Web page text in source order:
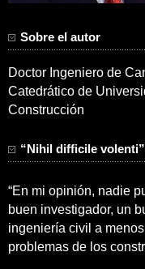
Sobre el autor
Doctor Ingeniero de
Catedrático de
Construcción
“Nihil difficile volenti”
“En mi opinión, nadie
buen investigador, un
ingeniería civil a
problemas de los